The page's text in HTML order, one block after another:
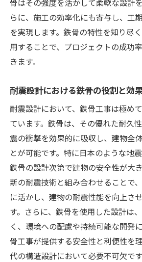
コスト削減に寄与する設計
鉄骨のリサイクルと再利用
コスト効率を高めるための
鉄骨工事におけるコスト管
都市部でのスペースを最大限に
限られた敷地を最大限に
モジュール化されたデザイ
鉄骨を活用したスリムな構
都市部特有の課題に応える
スペース効率を考慮した鉄
高層ビルにおける鉄骨構造
最新技術を駆使した鉄骨工事
チ
3Dプリンティングがもたら
らに、施工の効率化にも寄与し、工
を実現します。鉄骨の特性を知り尽
用することで、プロジェクトの成功
きます。
耐震設計における鉄骨の役割と効
耐震設計において、鉄骨工事は極め
ています。鉄骨は、その優れた耐久
震の衝撃を効果的に吸収し、建物全
とが可能です。特に日本のような地
鉄骨の設計次第で建物の安全性が大
新の耐震技術と組み合わせることで
に活かし、建物の耐震性能を向上さ
す。さらに、鉄骨を使用した設計は
く、環境への配慮や持続可能な開発
骨工事が提供する安全性と利便性を
代の構造設計において必要不可欠です